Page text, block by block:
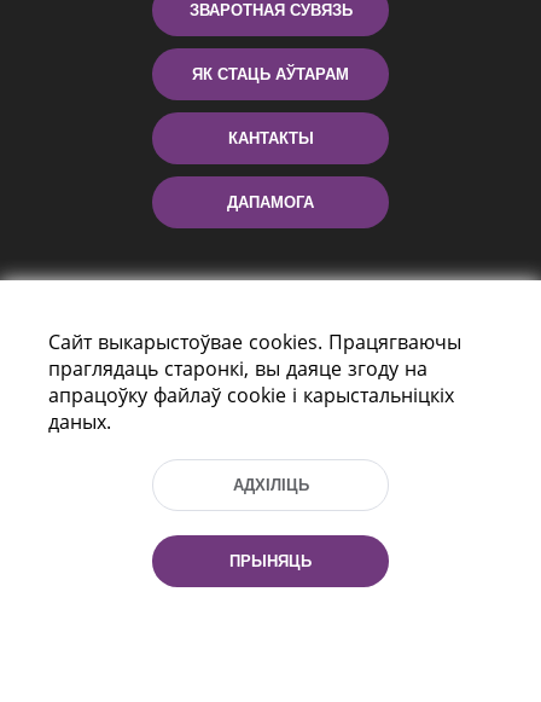
ЗВАРОТНАЯ СУВЯЗЬ
ЯК СТАЦЬ АЎТАРАМ
КАНТАКТЫ
ДАПАМОГА
праспект Незалежнасці 116
г. Мiнск, Рэспубліка Беларусь, 220114
Тэл.: (+375 17) 368 37 37, Факс: (+375 17)
Эл. пошта: inbox@nlb.by
Сайт выкарыстоўвае cookies. Працягваючы
праглядаць старонкі, вы даяце згоду на
апрацоўку файлаў cookie і карыстальніцкіх
даных.
АДХІЛІЦЬ
ПРЫНЯЦЬ